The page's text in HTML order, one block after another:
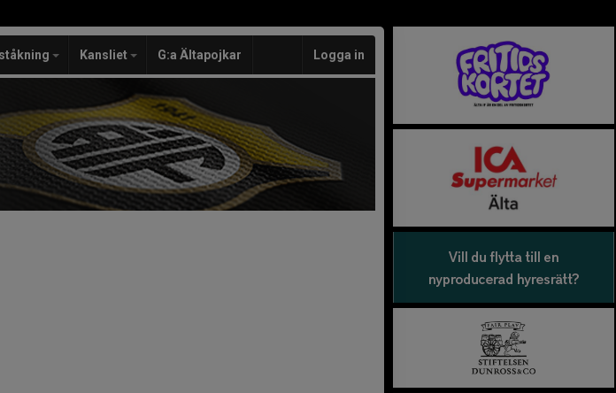
Kansliet G:a Ältapojkar Logga in